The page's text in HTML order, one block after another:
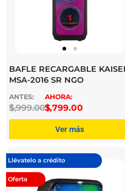
BAFLE RECARGABLE
MSA-2016 SR NGO
$
3,999.00$
3,799.00
Ver más
Llévatelo a crédito
Oferta